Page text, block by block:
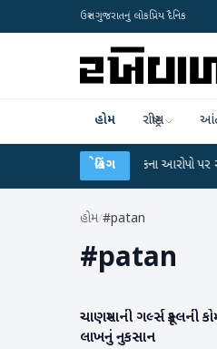
ઉત્તર ગુજરાતનું લોકપ્રિય દૈનિક
હોમ રાષ્ટ્રીય
બ્રેકિંગ
NET પરીક્ષા લીકના આરોપો પર રાહુલ ગાંધીએ
હોમ/#patan
#patan
પાટણ
ચાણસ્માની ગર્લ્સ સ્કૂલની
લાખનું નુકસાન